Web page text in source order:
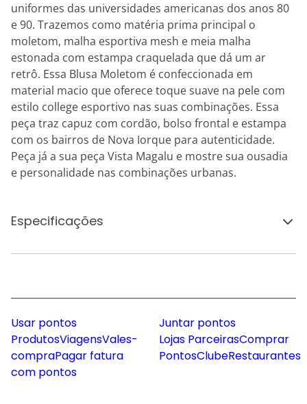
uniformes das universidades americanas dos anos 80
e 90. Trazemos como matéria prima principal o
moletom, malha esportiva mesh e meia malha
estonada com estampa craquelada que dá um ar
retrô. Essa Blusa Moletom é confeccionada em
material macio que oferece toque suave na pele com
estilo college esportivo nas suas combinações. Essa
peça traz capuz com cordão, bolso frontal e estampa
com os bairros de Nova Iorque para autenticidade.
Peça já a sua peça Vista Magalu e mostre sua ousadia
e personalidade nas combinações urbanas.
Especificações
Usar pontos
ProdutosViagensVales-
compraPagar fatura
com pontos
Juntar pontos
Lojas ParceirasComprar
PontosClubeRestaurantes